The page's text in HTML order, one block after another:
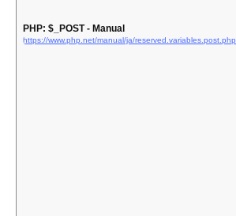
PHP: $_POST - Manual
https://www.php.net/manual/ja/reserved.variables.post.php